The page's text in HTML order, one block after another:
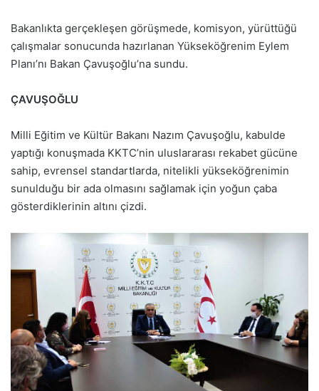
Bakanlıkta gerçekleşen görüşmede, komisyon, yürüttüğü
çalışmalar sonucunda hazırlanan Yükseköğrenim Eylem
Planı’nı Bakan Çavuşoğlu’na sundu.
ÇAVUŞOĞLU
Milli Eğitim ve Kültür Bakanı Nazım Çavuşoğlu, kabulde
yaptığı konuşmada KKTC’nin uluslararası rekabet gücüne
sahip, evrensel standartlarda, nitelikli yükseköğrenimin
sunulduğu bir ada olmasını sağlamak için yoğun çaba
gösterdiklerinin altını çizdi.